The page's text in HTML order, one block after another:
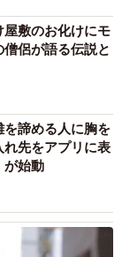
敷のお化けにモ
侶が語る伝説と
諦める人に胸を
先をアプリに表
が始動